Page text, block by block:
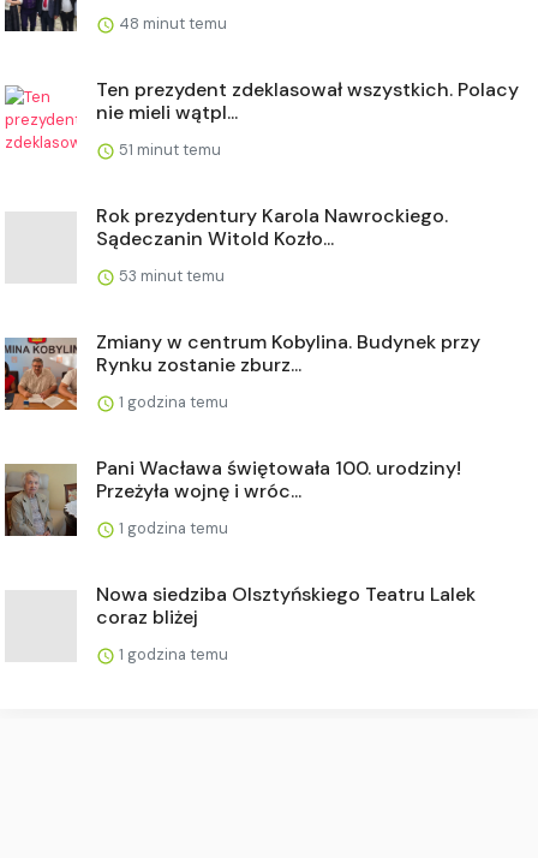
48 minut temu
Ten prezydent zdeklasował wszystkich. Polacy
nie mieli wątpl...
51 minut temu
Rok prezydentury Karola Nawrockiego.
Sądeczanin Witold Kozło...
53 minut temu
Zmiany w centrum Kobylina. Budynek przy
Rynku zostanie zburz...
1 godzina temu
Pani Wacława świętowała 100. urodziny!
Przeżyła wojnę i wróc...
1 godzina temu
Nowa siedziba Olsztyńskiego Teatru Lalek
coraz bliżej
1 godzina temu